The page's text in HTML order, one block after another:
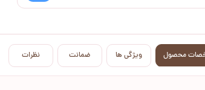
محصول ویژگی ها ضمانت نظرات